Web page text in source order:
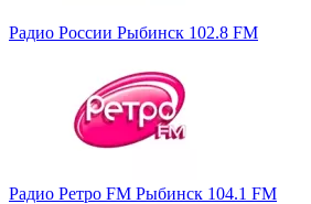
Радио России Рыбинск 102.8 FM
Радио Ретро FM Рыбинск 104.1 FM